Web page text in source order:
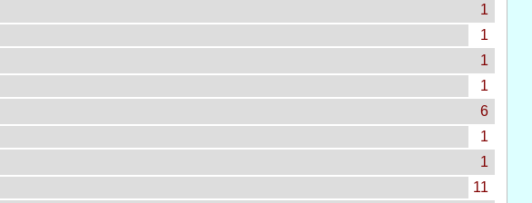
1
1
1
1
6
1
1
11